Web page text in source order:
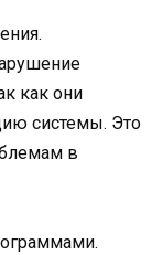
как они
системы. Это
в